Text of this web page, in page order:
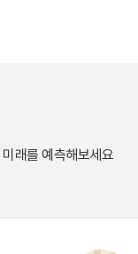
미래를 예측해보세요